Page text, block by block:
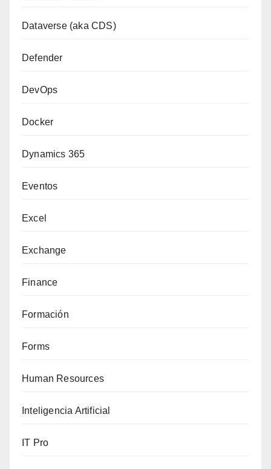
Dataverse (aka CDS)
Defender
DevOps
Docker
Dynamics 365
Eventos
Excel
Exchange
Finance
Formación
Forms
Human Resources
Inteligencia Artificial
IT Pro